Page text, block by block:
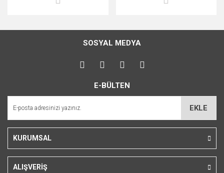
SOSYAL MEDYA
E-BÜLTEN
EKLE
KURUMSAL
ALIŞVERİŞ